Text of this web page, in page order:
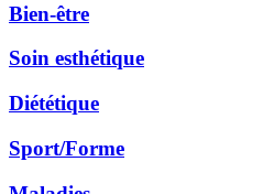
Bien-être
Soin esthétique
Diététique
Sport/Forme